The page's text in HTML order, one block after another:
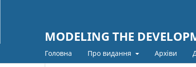
MODELING THE
Головна Про видання Архіви